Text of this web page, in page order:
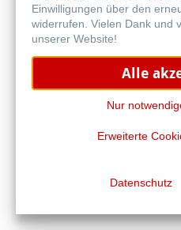
Iconic Notebook
Einwilligungen über den
widerrufen. Vielen Dank und
unserer Website!
Alle
Nur
Erweiterte
Datenschutz